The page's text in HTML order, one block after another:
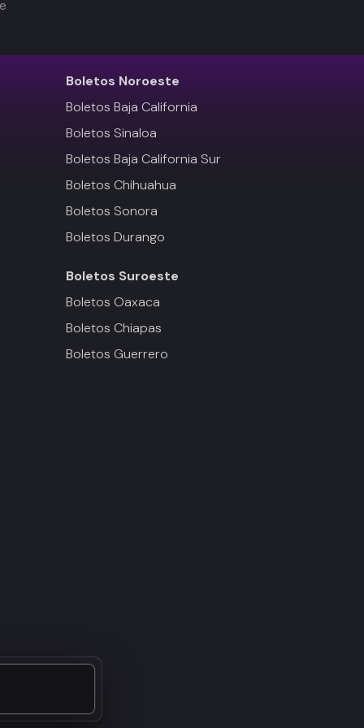
Boletos Noroeste
Boletos Baja California
Boletos Sinaloa
Boletos Baja California Sur
Boletos Chihuahua
Boletos Sonora
Boletos Durango
Boletos Suroeste
Boletos Oaxaca
Boletos Chiapas
Boletos Guerrero